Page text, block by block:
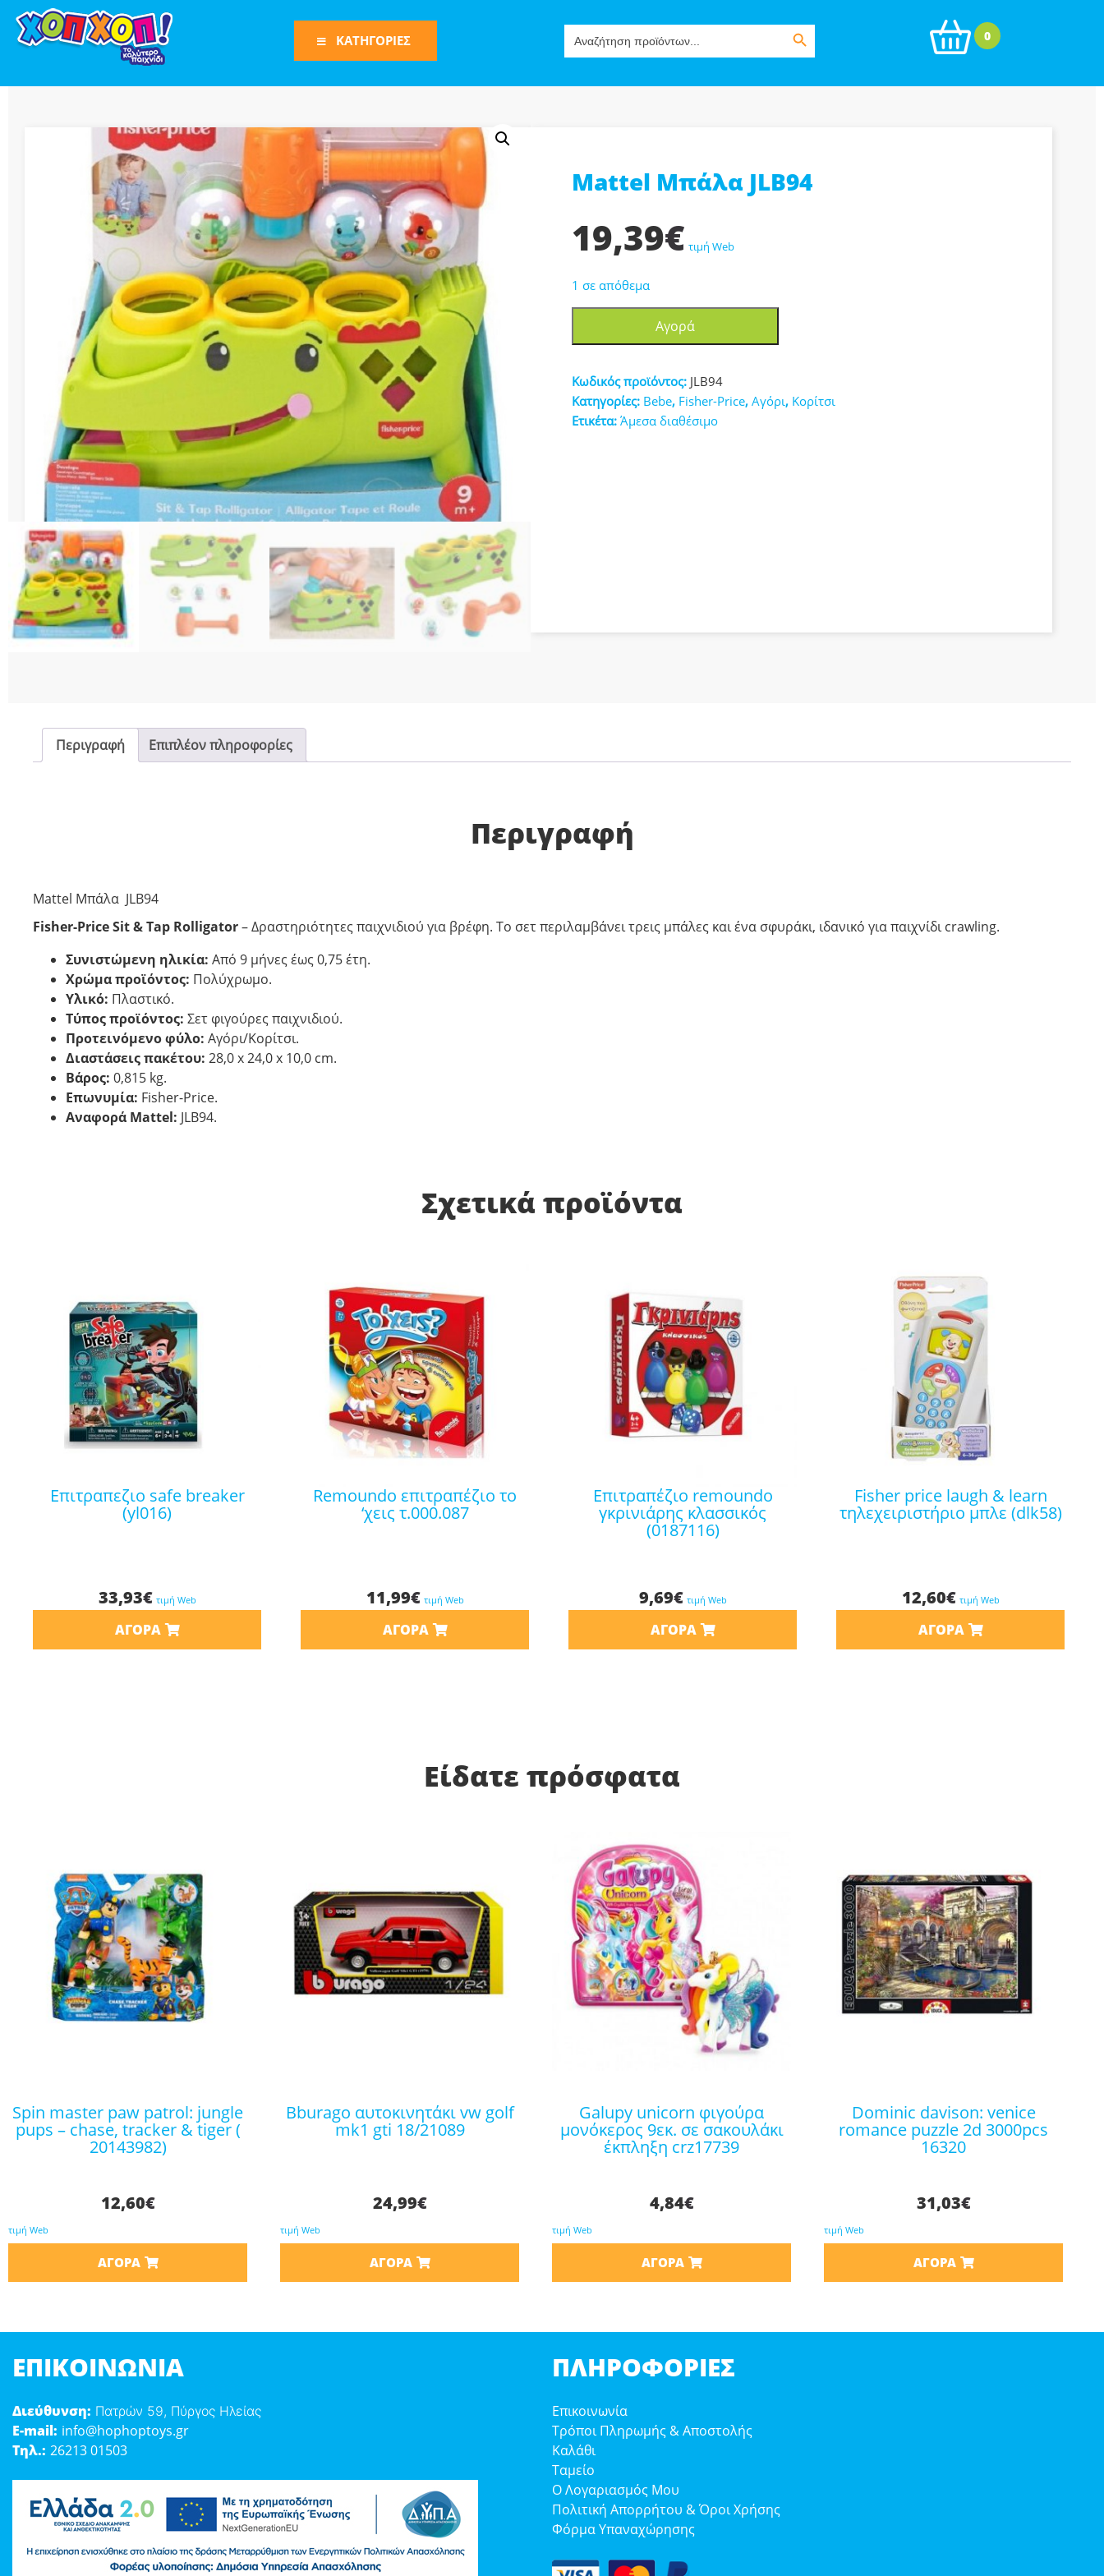
for:
Search Button
0
ΚΑΤΗΓΟΡΙΕΣ
Φιγούρες Δράσης
Φιγούρες
Τρένα
Bruder
Οχήματα
Πίστες-Γκαράζ
Παιχνίδια Ρόλων-Μίμησης
Play Set
Όπλα
Διάφορες Κατασκευές
Σπόρ
Mattel Μπάλα JLB94
19,39€ τιμή Web
1 σε απόθεμα
ποσότητα
Αγορά
Κωδικός προϊόντος: JLB94
Κατηγορίες: Bebe, Fisher-Price, Αγόρι, Κορίτσι
Ετικέτα: Άμεσα διαθέσιμο
Περιγραφή Επιπλέον πληροφορίες
Περιγραφή
Mattel Μπάλα JLB94
Fisher-Price Sit & Tap Rolligator– Δραστηριότητες παιχνιδιού για βρέφη. Το σετ περιλαμβάνει τρεις μπάλες και ένα σφυράκι, ιδανικό για παιχνίδι crawling.
Συνιστώμενη ηλικία: Από 9 μήνες έως 0,75 έτη.
Χρώμα προϊόντος: Πολύχρωμο.
Υλικό: Πλαστικό.
Τύπος προϊόντος: Σετ φιγούρες παιχνιδιού.
Προτεινόμενο φύλο: Αγόρι/Κορίτσι.
Διαστάσεις πακέτου: 28,0 x 24,0 x 10,0 cm.
Βάρος: 0,815 kg.
Επωνυμία: Fisher-Price.
Αναφορά Mattel: JLB94.
Σχετικά προϊόντα
επιτραπεζιο safe breaker
(yl016)
33,93€ τιμή Web
ΑΓΟΡΆ
remoundo επιτραπέζιο το
‘χεις τ.000.087
11,99€ τιμή Web
ΑΓΟΡΆ
επιτραπέζιο remoundo
γκρινιάρης κλασσικός
(0187116)
9,69€ τιμή Web
ΑΓΟΡΆ
fisher price laugh & learn
τηλεχειριστήριο μπλε (dlk58)
12,60€ τιμή Web
ΑΓΟΡΆ
Είδατε πρόσφατα
spin master paw patrol: jungle
pups – chase, tracker & tiger (
20143982)
12,60€
τιμή Web
ΑΓΟΡΆ
bburago αυτοκινητάκι vw golf
mk1 gti 18/21089
24,99€
τιμή Web
ΑΓΟΡΆ
galupy unicorn φιγούρα
μονόκερος 9εκ. σε σακουλάκι
έκπληξη crz17739
4,84€
τιμή Web
ΑΓΟΡΆ
dominic davison: venice
romance puzzle 2d 3000pcs
16320
31,03€
τιμή Web
ΑΓΟΡΆ
ΕΠΙΚΟΙΝΩΝΊΑ
Διεύθυνση: Πατρών 59, Πύργος Ηλείας
E-mail: info@hophoptoys.gr
Τηλ.: 26213 01503
ΠΛΗΡΟΦΟΡΊΕΣ
Επικοινωνία
Τρόποι Πληρωμής & Αποστολής
Καλάθι
Ταμείο
Ο Λογαριασμός Μου
Πολιτική Απορρήτου & Όροι Χρήσης
Φόρμα Υπαναχώρησης